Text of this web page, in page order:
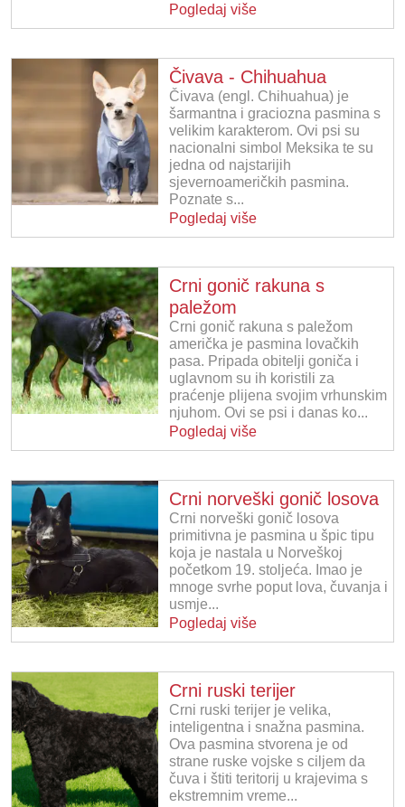
Pogledaj više
Čivava - Chihuahua
Čivava (engl. Chihuahua) je
šarmantna i graciozna pasmina s
velikim karakterom. Ovi psi su
nacionalni simbol Meksika te su
jedna od najstarijih
sjevernoameričkih pasmina.
Poznate s...
Pogledaj više
Crni gonič rakuna s
paležom
Crni gonič rakuna s paležom
američka je pasmina lovačkih
pasa. Pripada obitelji goniča i
uglavnom su ih koristili za
praćenje plijena svojim vrhunskim
njuhom. Ovi se psi i danas ko...
Pogledaj više
Crni norveški gonič losova
Crni norveški gonič losova
primitivna je pasmina u špic tipu
koja je nastala u Norveškoj
početkom 19. stoljeća. Imao je
mnoge svrhe poput lova, čuvanja i
usmje...
Pogledaj više
Crni ruski terijer
Crni ruski terijer je velika,
inteligentna i snažna pasmina.
Ova pasmina stvorena je od
strane ruske vojske s ciljem da
čuva i štiti teritorij u krajevima s
ekstremnim vreme...